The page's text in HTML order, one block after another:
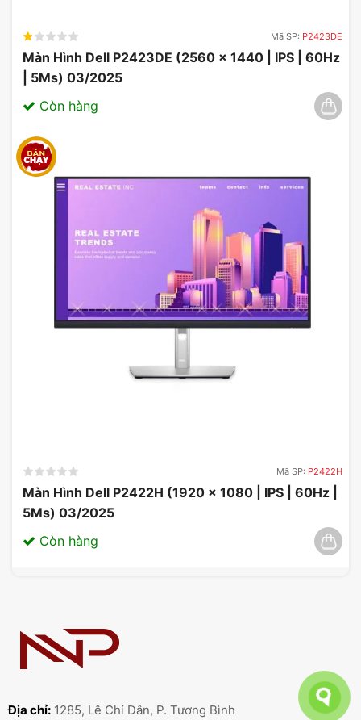
Mã SP: P2423DE
Màn Hình Dell P2423DE (2560 x 1440 | IPS | 60Hz
| 5Ms) 03/2025
Còn hàng
Mã SP: P2422H
Màn Hình Dell P2422H (1920 x 1080 | IPS | 60Hz |
5Ms) 03/2025
Còn hàng
Địa chỉ: 1285, Lê Chí Dân, P. Tương Bình